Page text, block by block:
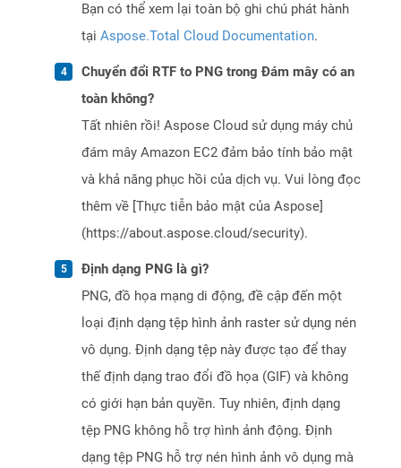
Bạn có thể xem lại toàn bộ ghi chú phát hành
tại Aspose.Total Cloud Documentation.
Chuyển đổi RTF to PNG trong Đám mây có an
toàn không?
Tất nhiên rồi! Aspose Cloud sử dụng máy chủ
đám mây Amazon EC2 đảm bảo tính bảo mật
và khả năng phục hồi của dịch vụ. Vui lòng đọc
thêm về [Thực tiễn bảo mật của Aspose]
(https://about.aspose.cloud/security).
Định dạng PNG là gì?
PNG, đồ họa mạng di động, đề cập đến một
loại định dạng tệp hình ảnh raster sử dụng nén
vô dụng. Định dạng tệp này được tạo để thay
thế định dạng trao đổi đồ họa (GIF) và không
có giới hạn bản quyền. Tuy nhiên, định dạng
tệp PNG không hỗ trợ hình ảnh động. Định
dạng tệp PNG hỗ trợ nén hình ảnh vô dụng mà